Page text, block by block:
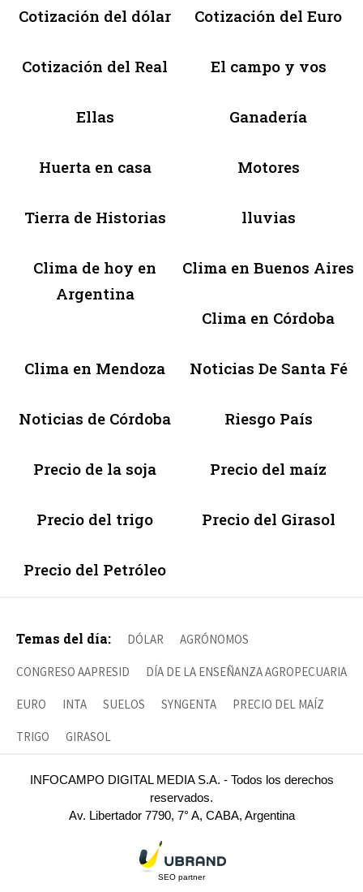
Cotización del dólar Cotización del Euro
Cotización del Real El campo y vos
Ellas Ganadería
Huerta en casa Motores
Tierra de Historias lluvias
Clima de hoy en
Argentina
Clima en Buenos Aires
Clima en Córdoba
Clima en Mendoza Noticias De Santa Fé
Noticias de Córdoba Riesgo País
Precio de la soja Precio del maíz
Precio del trigo Precio del Girasol
Precio del Petróleo
Temas del día: DÓLAR AGRÓNOMOS
CONGRESO AAPRESID DÍA DE LA ENSEÑANZA AGROPECUARIA
EURO INTA SUELOS SYNGENTA PRECIO DEL MAÍZ
TRIGO GIRASOL
INFOCAMPO DIGITAL MEDIA S.A. - Todos los derechos
reservados.
Av. Libertador 7790, 7° A, CABA, Argentina
SEO partner